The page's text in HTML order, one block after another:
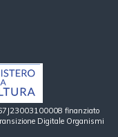
finanziato
Digitale Organismi